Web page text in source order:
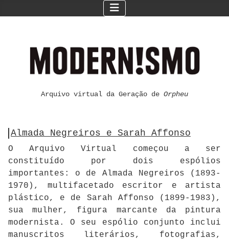
Arquivo virtual da Geração de Orpheu
Almada Negreiros e Sarah Affonso
O Arquivo Virtual começou a ser
constituído por dois espólios
importantes: o de Almada Negreiros (1893-
1970), multifacetado escritor e artista
plástico, e de Sarah Affonso (1899-1983),
sua mulher, figura marcante da pintura
modernista. O seu espólio conjunto inclui
manuscritos literários, fotografias,